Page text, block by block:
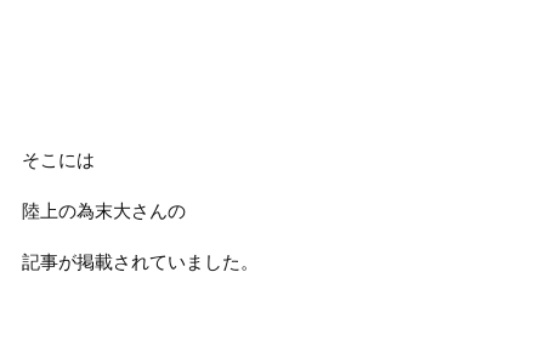
そこには
陸上の為末大さんの
記事が掲載されていました。